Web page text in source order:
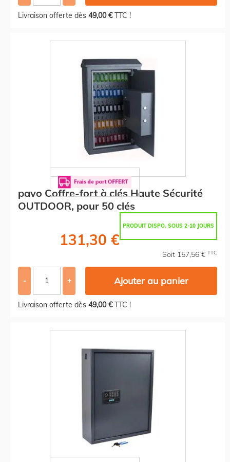
Livraison offerte dès 49,00 €TTC !
pavo Coffre-fort à clés Haute Sécurité
OUTDOOR, pour 50 clés
PRODUIT DISPO. SOUS 2-10 JOURS
131,30 €
Soit 157,56 € TTC
- + Ajouter au panier
Livraison offerte dès 49,00 €TTC !